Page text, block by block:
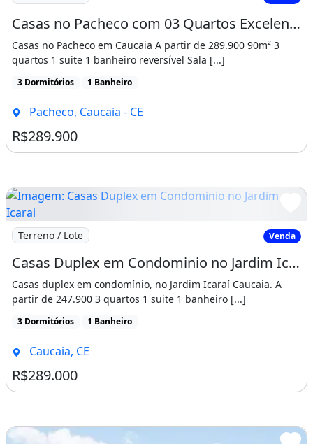
Casas no Pacheco com 03 Quartos Excelente Localizacao. Prontamente
Casas no Pacheco em Caucaia A partir de 289.900 90m² 3
quartos 1 suite 1 banheiro reversível Sala [...]
3 Dormitórios 1 Banheiro
Pacheco, Caucaia - CE
R$289.900
Imagem: Casas Duplex em Condominio no Jardim Icarai
Terreno / Lote Venda
Casas Duplex em Condominio no Jardim Icarai Caucaia 03 Quartos. Conte com a Gente
Casas duplex em condomínio, no Jardim Icaraí Caucaia. A
partir de 247.900 3 quartos 1 suite 1 banheiro [...]
3 Dormitórios 1 Banheiro
Caucaia, CE
R$289.000